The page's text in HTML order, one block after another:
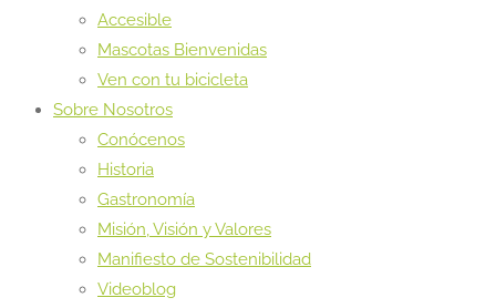
Accesible
Mascotas Bienvenidas
Ven con tu bicicleta
Sobre Nosotros
Conócenos
Historia
Gastronomía
Misión, Visión y Valores
Manifiesto de Sostenibilidad
Videoblog